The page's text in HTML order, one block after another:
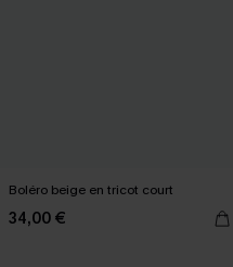
Boléro beige en tricot court
34,00 €